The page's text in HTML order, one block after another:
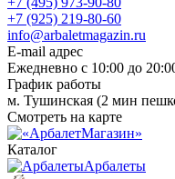
+7 (925) 219-80-60
info@arbaletmagazin.ru
E-mail адрес
Ежедневно с 10:00 до
График работы
м. Тушинская (2 мин
Смотреть на карте
Каталог
Арбалеты